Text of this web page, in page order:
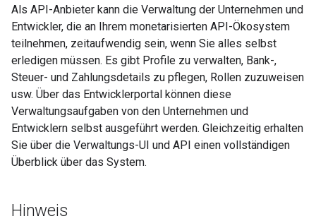
Als API-Anbieter kann die Verwaltung der Unternehmen und
Entwickler, die an Ihrem monetarisierten API-Ökosystem
teilnehmen, zeitaufwendig sein, wenn Sie alles selbst
erledigen müssen. Es gibt Profile zu verwalten, Bank-,
Steuer- und Zahlungsdetails zu pflegen, Rollen zuzuweisen
usw. Über das Entwicklerportal können diese
Verwaltungsaufgaben von den Unternehmen und
Entwicklern selbst ausgeführt werden. Gleichzeitig erhalten
Sie über die Verwaltungs-UI und API einen vollständigen
Überblick über das System.
Hinweis